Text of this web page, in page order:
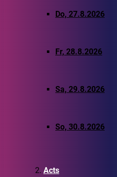
Do, 27.8.2026
Fr, 28.8.2026
Sa, 29.8.2026
So, 30.8.2026
Acts